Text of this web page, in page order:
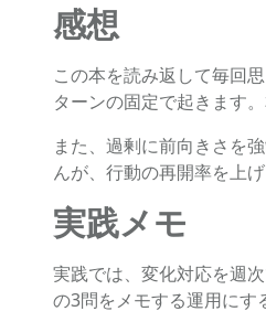
感想
この本を読み返して毎回
ターンの固定で起きます
また、過剰に前向きさを
んが、行動の再開率を上
実践メモ
実践では、変化対応を週
の3問をメモする運用にす